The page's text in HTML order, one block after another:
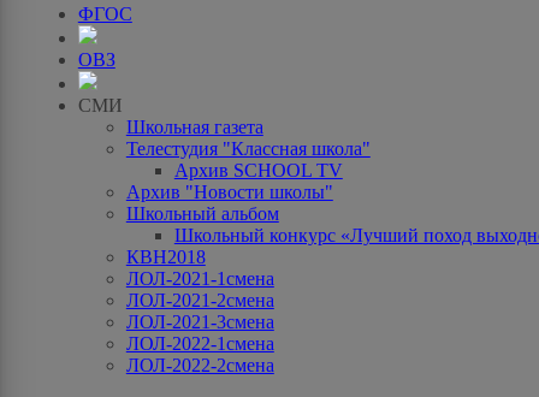
ФГОС
ОВЗ
СМИ
Школьная газета
Телестудия "Классная школа"
Архив SCHOOL TV
Архив "Новости школы"
Школьный альбом
Школьный конкурс «Лучший поход
КВН2018
ЛОЛ-2021-1смена
ЛОЛ-2021-2смена
ЛОЛ-2021-3смена
ЛОЛ-2022-1смена
ЛОЛ-2022-2смена